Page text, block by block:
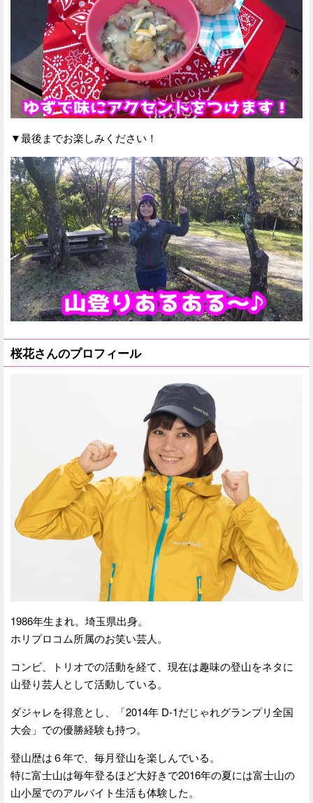
▼最後までお楽しみください！
桜花さんのプロフィール
1986年生まれ。埼玉県出身。
ホリプロコム所属のお笑い芸人。
コンビ、トリオでの活動を経て、現在は趣味の登山をネタに
山登り芸人として活動している。
ダジャレを得意とし、「2014年 D-1だじゃれグランプリ全国
大会」での優勝経験も持つ。
登山歴は６年で、毎月登山を楽しんでいる。
特に富士山は毎年登るほど大好きで2016年の夏には富士山の
山小屋でのアルバイト生活も体験した。